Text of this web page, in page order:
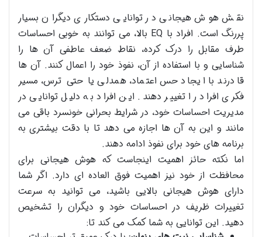
نقش هوش هیجانی در توانایی دستکاری دیگران بسیار
پررنگ است. افراد با EQ بالا، می توانند به خوبی احساسات
طرف مقابل را درک کرده، نقاط ضعف عاطفی آن ها را
شناسایی و با استفاده از آن، نفوذ خود را اعمال کنند. آن ها
قادرند با ایجاد حس اعتماد، همدلی یا حتی ترس، مسیر
فکری افراد را تغییر دهند. این افراد به دلیل توانایی در
مدیریت احساسات خود، در شرایط بحرانی خونسرد باقی می
مانند و این به آن ها اجازه می دهد تا با دقت بیشتری به
برنامه های خود برای نفوذ ادامه دهند.
اما نکته حائز اهمیت اینجاست که هوش هیجانی برای
محافظت از خود نیز اهمیت فوق العاده ای دارد. اگر شما
دارای هوش هیجانی بالایی باشید، می توانید به سرعت
تغییرات ظریف در احساسات خود و دیگران را تشخیص
دهید. این توانایی به شما کمک می کند تا: